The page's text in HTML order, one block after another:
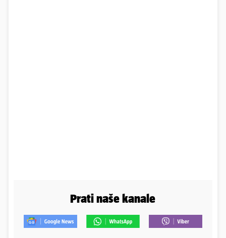
Prati naše kanale